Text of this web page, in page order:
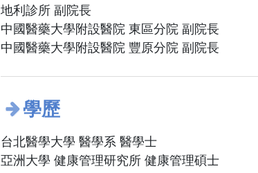
地利診所 副院長
中國醫藥大學附設醫院 東區分院 副院長
中國醫藥大學附設醫院 豐原分院 副院長
學歷
台北醫學大學 醫學系 醫學士
亞洲大學 健康管理研究所 健康管理碩士